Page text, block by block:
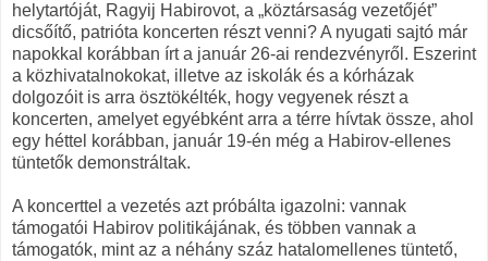
helytartóját, Ragyij Habirovot, a „köztársaság vezetőjét”
dicsőítő, patrióta koncerten részt venni? A nyugati sajtó már
napokkal korábban írt a január 26-ai rendezvényről. Eszerint
a közhivatalnokokat, illetve az iskolák és a kórházak
dolgozóit is arra ösztökélték, hogy vegyenek részt a
koncerten, amelyet egyébként arra a térre hívtak össze, ahol
egy héttel korábban, január 19-én még a Habirov-ellenes
tüntetők demonstráltak.
A koncerttel a vezetés azt próbálta igazolni: vannak
támogatói Habirov politikájának, és többen vannak a
támogatók, mint az a néhány száz hatalomellenes tüntető,